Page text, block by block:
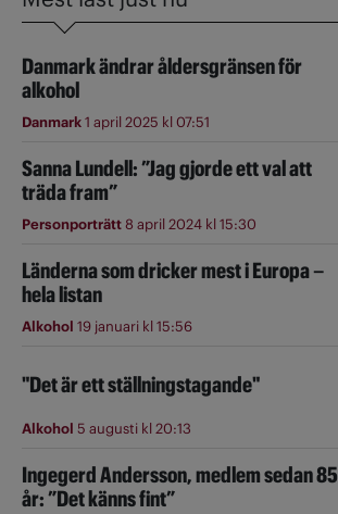
Danmark ändrar åldersgränsen för
alkohol
Danmark1 april 2025 kl 07:51
Sanna Lundell: ”Jag gjorde ett val att
träda fram”
Personporträtt8 april 2024 kl 15:30
Länderna som dricker mest i Europa –
hela listan
Alkohol 19 januari kl 15:56
"Det är ett ställningstagande"
Alkohol 5 augusti kl 20:13
Ingegerd Andersson, medlem sedan 85
år: ”Det känns fint”